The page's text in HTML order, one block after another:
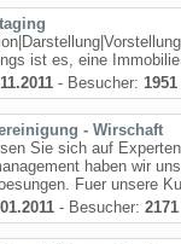
ist es, eine
- Besucher: 1951
- Wirschaft
Sie sich auf
haben wir
Fuer unsere
- Besucher: 2171